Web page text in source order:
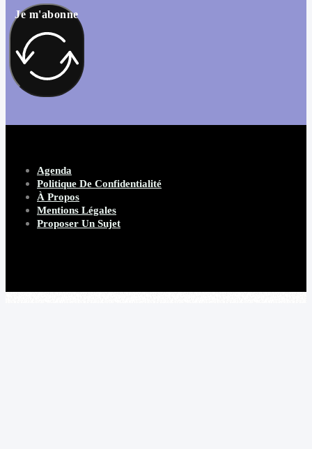
Je m'abonne
Agenda
Politique De Confidentialité
À Propos
Mentions Légales
Proposer Un Sujet